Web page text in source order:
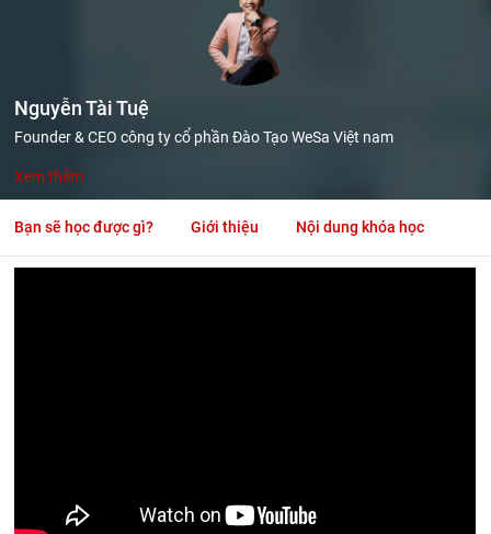
Nguyễn Tài Tuệ
Founder & CEO công ty cổ phần Đào Tạo WeSa Việt nam
Xem thêm
Bạn sẽ học được gì? Giới thiệu Nội dung khóa học